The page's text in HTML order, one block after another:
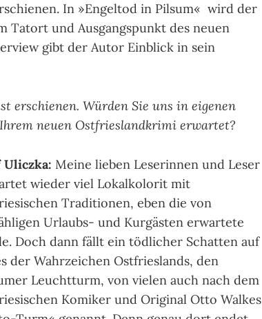
In »Engeltod in Pilsum« wird der
Tatort und Ausgangspunkt des neuen
gibt der Autor Einblick in sein
erschienen. Würden Sie uns in eigenen
neuen Ostfrieslandkrimi erwartet?
Uliczka: Meine lieben Leserinnen und Leser
wieder viel Lokalkolorit mit
Traditionen, eben die von
Urlaubs- und Kurgästen erwartete
Doch dann fällt ein tödlicher Schatten auf
der Wahrzeichen Ostfrieslands, den
Leuchtturm, von vielen auch nach dem
Komiker und Original Otto Walkes